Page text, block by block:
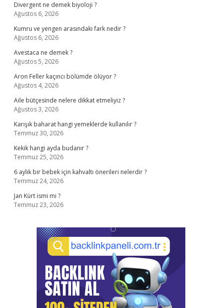
Divergent ne demek biyoloji ?
Ağustos 6, 2026
Kumru ve yengen arasındaki fark nedir ?
Ağustos 6, 2026
Avestaca ne demek ?
Ağustos 5, 2026
Aron Feller kaçıncı bölümde ölüyor ?
Ağustos 4, 2026
Aile bütçesinde nelere dikkat etmeliyiz ?
Ağustos 3, 2026
Karışık baharat hangi yemeklerde kullanılır ?
Temmuz 30, 2026
Kekik hangi ayda budanır ?
Temmuz 25, 2026
6 aylık bir bebek için kahvaltı önerileri nelerdir ?
Temmuz 24, 2026
Jan Kürt ismi mi ?
Temmuz 23, 2026